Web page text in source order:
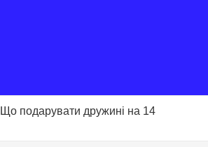
Що подарувати дружині на 14